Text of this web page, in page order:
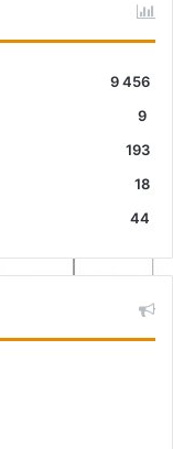
9 456
9
193
18
44